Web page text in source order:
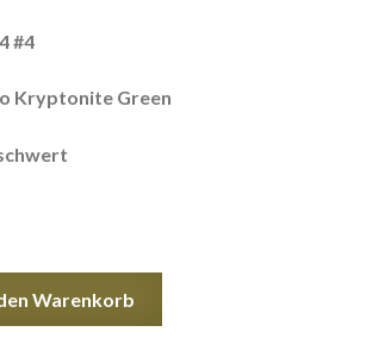
#4
Kryptonite Green
Warenkorb